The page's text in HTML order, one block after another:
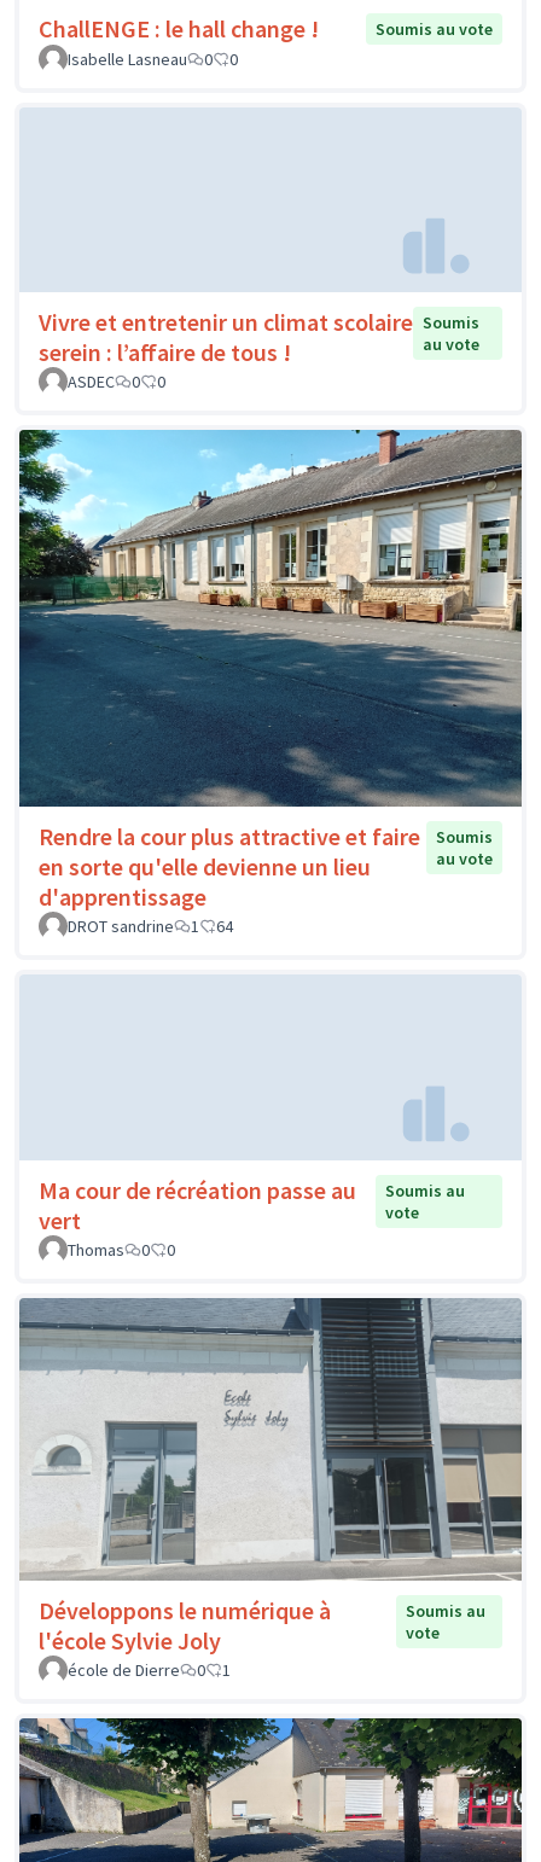
ChallENGE : le hall change !
Soumis au vote
Isabelle Lasneau
0 0
Vivre et entretenir un climat scolaire
serein : l’affaire de tous !
Soumis
au vote
ASDEC
0 0
Rendre la cour plus attractive et faire
en sorte qu'elle devienne un lieu
d'apprentissage
Soumis
au vote
DROT sandrine 1 64
Ma cour de récréation passe au
vert
Soumis au
vote
Thomas
0 0
Développons le numérique à
l'école Sylvie Joly
Soumis au
vote
école de Dierre
0 1